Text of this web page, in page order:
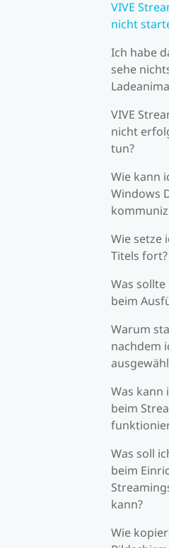
VIVE
nicht
Ich habe
sehe
VIVE
nicht
tun?
Wie kann
Windows
Wie setze
Titels fort?
Was
beim
Warum
nachdem
Was kann
beim
Was soll
beim
kann?
Wie